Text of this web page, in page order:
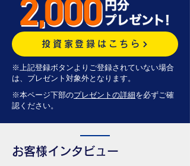
投資家登録はこちら
※上記登録ボタンよりご登録されていない場合
は、プレゼント対象外となります。
※本ページ下部のプレゼントの詳細を必ずご確
認ください。
お客様インタビュー